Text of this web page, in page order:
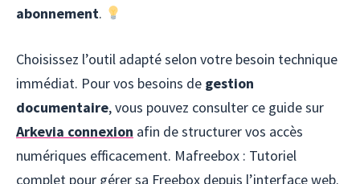
abonnement.
Choisissez l’outil adapté selon votre besoin technique
immédiat. Pour vos besoins de gestion
documentaire, vous pouvez consulter ce guide sur
Arkevia connexion afin de structurer vos accès
numériques efficacement. Mafreebox : Tutoriel
complet pour gérer sa Freebox depuis l’interface web.